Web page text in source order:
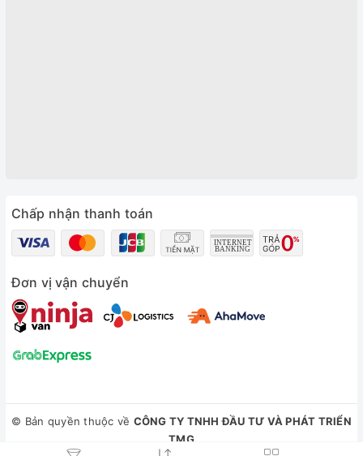
Chấp nhận thanh toán
Đơn vị vận chuyển
© Bản quyền thuộc về CÔNG TY TNHH ĐẦU TƯ VÀ PHÁT TRIỂN
TMG